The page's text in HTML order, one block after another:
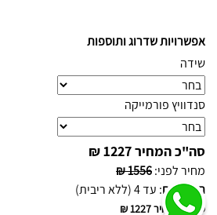
אפשרויות שדרוג ותוספות
שידה
סנדוויץ פורמייקה
סה"כ המחיר1227 ₪
מחיר לפני:
1556 ₪
תשלומים: עד 4 (ללא ריבית)
סה"כ המחיר1227 ₪